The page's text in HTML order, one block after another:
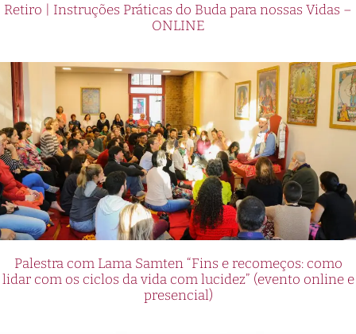
Retiro | Instruções Práticas do Buda para nossas Vidas –
ONLINE
Palestra com Lama Samten “Fins e recomeços: como
lidar com os ciclos da vida com lucidez” (evento online e
presencial)